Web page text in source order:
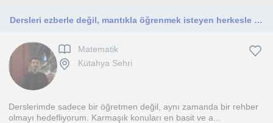
Dersleri ezberle değil, mantıkla öğrenmek isteyen herkesle beraber çalışmaktan memnuniyet duyarım.
Matematik
Kütahya Sehri
Derslerimde sadece bir öğretmen değil, aynı zamanda bir rehber
olmayı hedefliyorum. Karmaşık konuları en basit ve a...